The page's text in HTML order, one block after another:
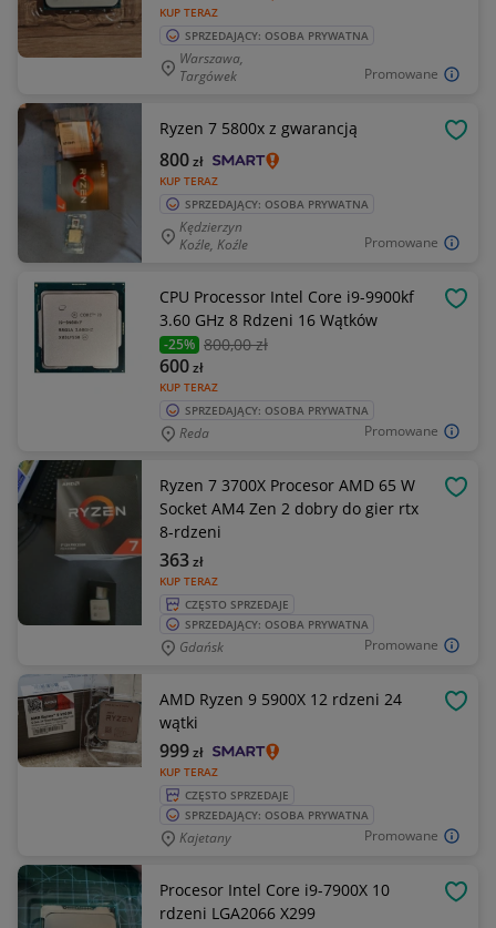
Promowane
KUP TERAZ
SPRZEDAJĄCY: OSOBA PRYWATNA
Warszawa,
Targówek
Promowane
Ryzen 7 5800x z gwarancją
KUP TERAZ
800zł
SPRZEDAJĄCY: OSOBA PRYWATNA
Kędzierzyn
Koźle, Koźle
Promowane
CPU Processor Intel Core i9-9900kf
3.60 GHz 8 Rdzeni 16 Wątków
-25% 800,00 zł
KUP TERAZ
600zł
SPRZEDAJĄCY: OSOBA PRYWATNA
Reda
Promowane
Ryzen 7 3700X Procesor AMD 65 W
Socket AM4 Zen 2 dobry do gier rtx
8-rdzeni
KUP TERAZ
363zł
CZĘSTO SPRZEDAJE
SPRZEDAJĄCY: OSOBA PRYWATNA
Gdańsk
Promowane
AMD Ryzen 9 5900X 12 rdzeni 24
wątki
KUP TERAZ
999zł
CZĘSTO SPRZEDAJE
SPRZEDAJĄCY: OSOBA PRYWATNA
Kajetany
Procesor Intel Core i9-7900X 10
rdzeni LGA2066 X299